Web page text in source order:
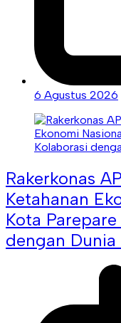
6 Agustus 2026
Rakerkonas
Ketahanan
Kota
dengan Dunia